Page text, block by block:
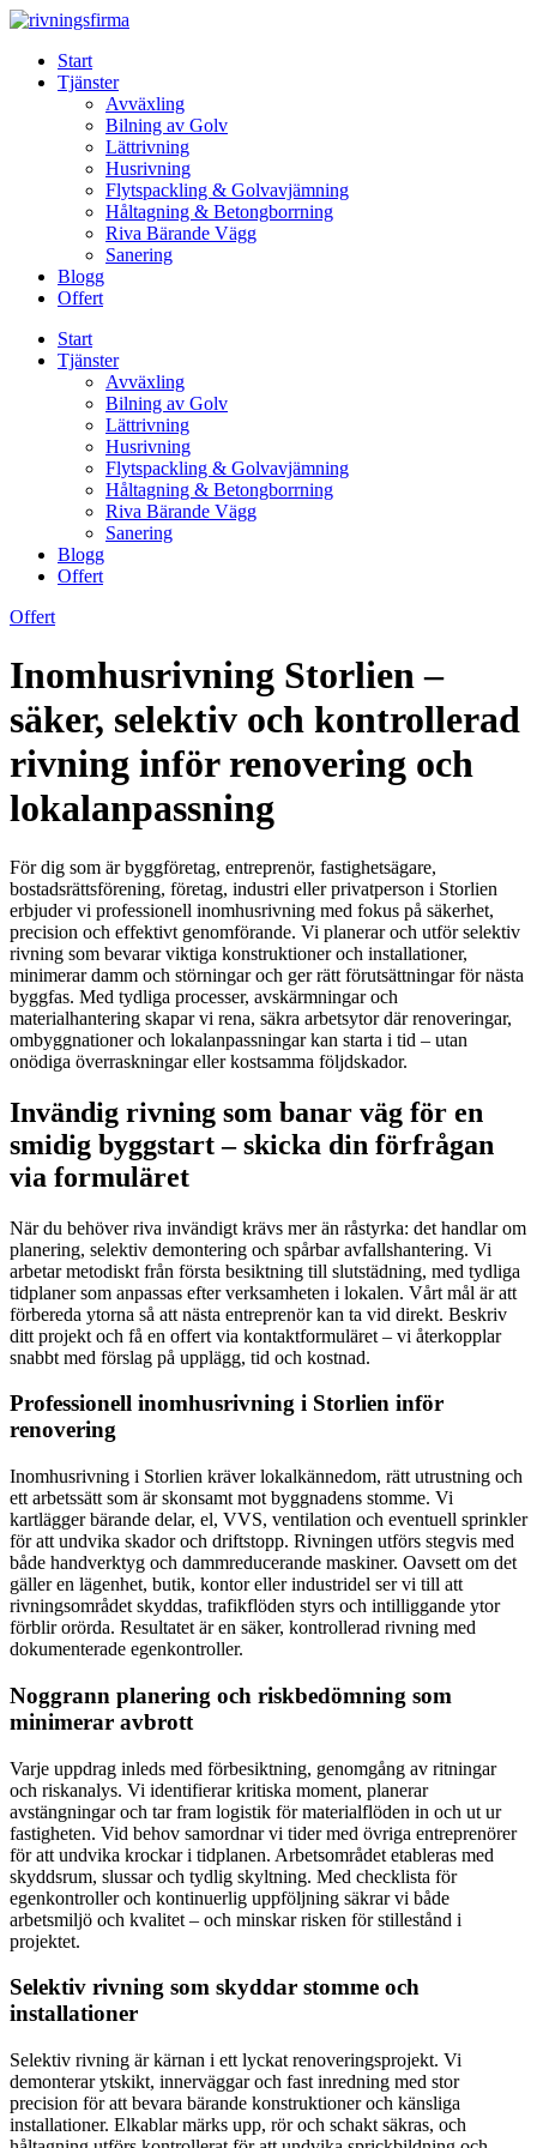
Skip
contentStart
Tjänster
Avväxling
Bilning av Golv
Lättrivning
Husrivning
Flytspackling & Golvavjämning
Håltagning & Betongborrning
Riva Bärande Vägg
Sanering
Blogg
Offert
Start
Tjänster
Avväxling
Bilning av Golv
Lättrivning
Husrivning
Flytspackling & Golvavjämning
Håltagning & Betongborrning
Riva Bärande Vägg
Sanering
Blogg
Offert
Offert
Inomhusrivning Storlien –
säker, selektiv och kontrollerad
rivning inför renovering och
lokalanpassning
För dig som är byggföretag, entreprenör, fastighetsägare,
bostadsrättsförening, företag, industri eller privatperson i Storlien
erbjuder vi professionell inomhusrivning med fokus på säkerhet,
precision och effektivt genomförande. Vi planerar och utför selektiv
rivning som bevarar viktiga konstruktioner och installationer,
minimerar damm och störningar och ger rätt förutsättningar för nästa
byggfas. Med tydliga processer, avskärmningar och
materialhantering skapar vi rena, säkra arbetsytor där renoveringar,
ombyggnationer och lokalanpassningar kan starta i tid – utan
onödiga överraskningar eller kostsamma följdskador.
Invändig rivning som banar väg för en
smidig byggstart – skicka din förfrågan
via formuläret
När du behöver riva invändigt krävs mer än råstyrka: det handlar om
planering, selektiv demontering och spårbar avfallshantering. Vi
arbetar metodiskt från första besiktning till slutstädning, med tydliga
tidplaner som anpassas efter verksamheten i lokalen. Vårt mål är att
förbereda ytorna så att nästa entreprenör kan ta vid direkt. Beskriv
ditt projekt och få en offert via kontaktformuläret – vi återkopplar
snabbt med förslag på upplägg, tid och kostnad.
Professionell inomhusrivning i Storlien inför
renovering
Inomhusrivning i Storlien kräver lokalkännedom, rätt utrustning och
ett arbetssätt som är skonsamt mot byggnadens stomme. Vi
kartlägger bärande delar, el, VVS, ventilation och eventuell sprinkler
för att undvika skador och driftstopp. Rivningen utförs stegvis med
både handverktyg och dammreducerande maskiner. Oavsett om det
gäller en lägenhet, butik, kontor eller industridel ser vi till att
rivningsområdet skyddas, trafikflöden styrs och intilliggande ytor
förblir orörda. Resultatet är en säker, kontrollerad rivning med
dokumenterade egenkontroller.
Noggrann planering och riskbedömning som
minimerar avbrott
Varje uppdrag inleds med förbesiktning, genomgång av ritningar
och riskanalys. Vi identifierar kritiska moment, planerar
avstängningar och tar fram logistik för materialflöden in och ut ur
fastigheten. Vid behov samordnar vi tider med övriga entreprenörer
för att undvika krockar i tidplanen. Arbetsområdet etableras med
skyddsrum, slussar och tydlig skyltning. Med checklista för
egenkontroller och kontinuerlig uppföljning säkrar vi både
arbetsmiljö och kvalitet – och minskar risken för stillestånd i
projektet.
Selektiv rivning som skyddar stomme och
installationer
Selektiv rivning är kärnan i ett lyckat renoveringsprojekt. Vi
demonterar ytskikt, innerväggar och fast inredning med stor
precision för att bevara bärande konstruktioner och känsliga
installationer. Elkablar märks upp, rör och schakt säkras, och